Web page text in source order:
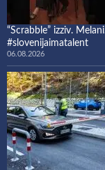
“Scrabble” izziv.
#slovenijaimatalent
06.08.2026